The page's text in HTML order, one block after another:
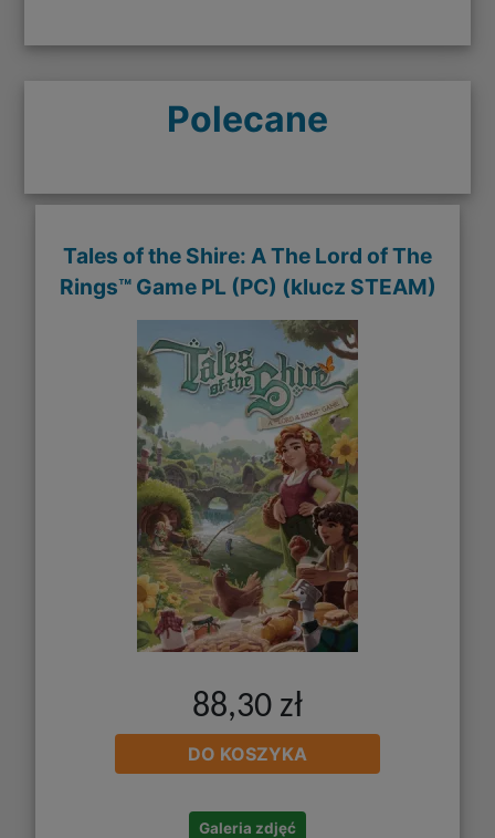
Polecane
Tales of the Shire: A The Lord of The
Rings™ Game PL (PC) (klucz STEAM)
88,30 zł
DO KOSZYKA
Galeria zdjęć